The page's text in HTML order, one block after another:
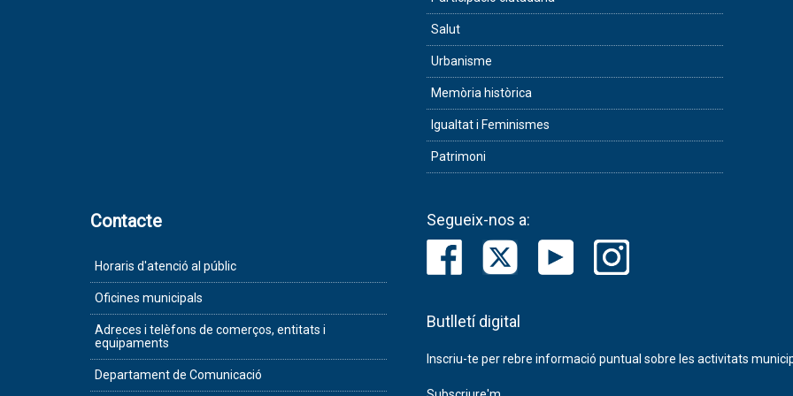
Salut
Urbanisme
Memòria històrica
Igualtat i Feminismes
Patrimoni
Contacte
Horaris d'atenció al públic
Oficines municipals
Adreces i telèfons de comerços, entitats i
equipaments
Departament de Comunicació
Segueix-nos a:
Butlletí digital
Inscriu-te per rebre informació puntual sobre les activitats